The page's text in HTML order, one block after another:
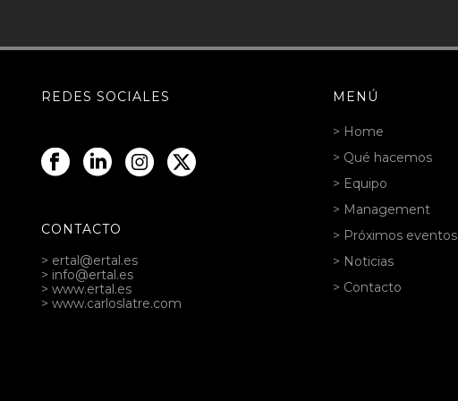
REDES SOCIALES
CONTACTO
> ertal@ertal.es
> info@ertal.es
> www.ertal.es
> www.carloslatre.com
MENÚ
> Home
> Qué hacemos
> Equipo
> Management
> Próximos eventos
> Noticias
> Contacto